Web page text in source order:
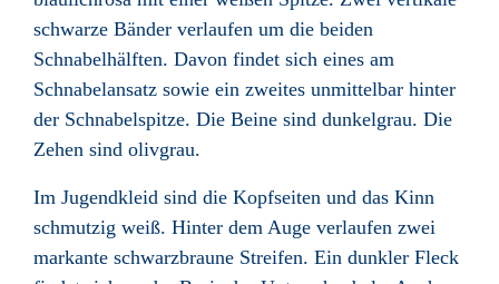
schwarze Bänder verlaufen um die beiden
Schnabelhälften. Davon findet sich eines am
Schnabelansatz sowie ein zweites unmittelbar hinter
der Schnabelspitze. Die Beine sind dunkelgrau. Die
Zehen sind olivgrau.
Im Jugendkleid sind die Kopfseiten und das Kinn
schmutzig weiß. Hinter dem Auge verlaufen zwei
markante schwarzbraune Streifen. Ein dunkler Fleck